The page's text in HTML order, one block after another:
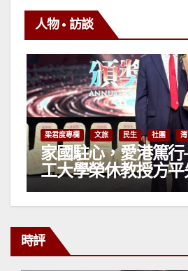
人物 • 訪談
梁君度專欄 文旅 民生 社團 灣
家國駐心，愛港篤
工大學榮休教授方
時評